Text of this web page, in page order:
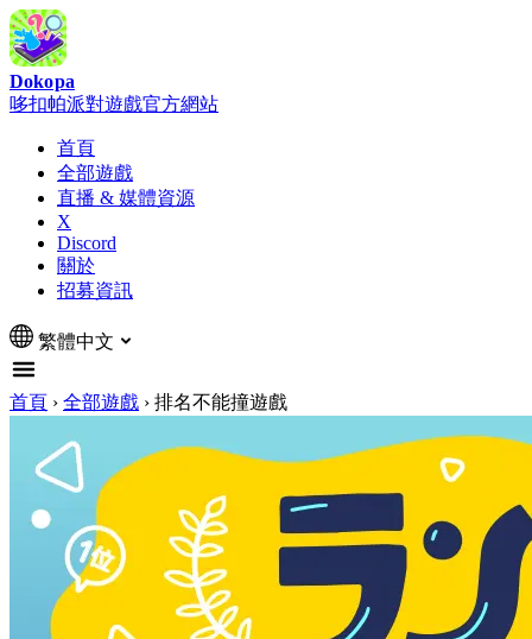
Dokopa
哆扣帕派對遊戲官方網站
首頁
全部遊戲
直播 & 媒體資源
X
Discord
關於
招募資訊
繁體中文
首頁 › 全部遊戲 › 排名不能撞遊戲